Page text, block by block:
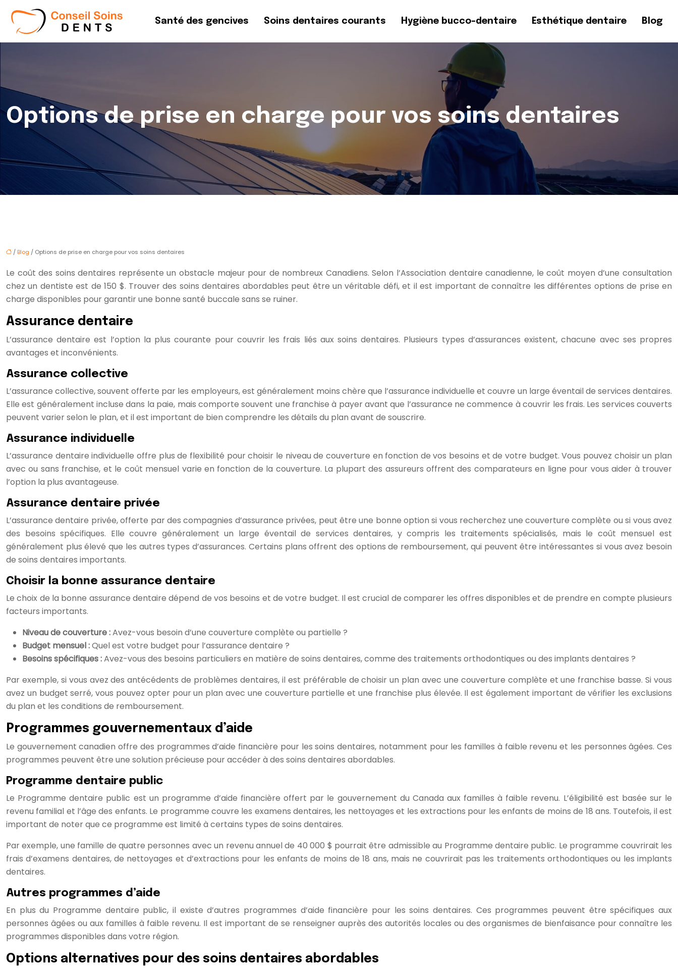
Santé des gencives Soins dentaires courants Hygiène bucco-dentaire Esthétique dentaire Blog
Options de prise en charge pour vos soins dentaires
/ Blog / Options de prise en charge pour vos soins dentaires
Le coût des soins dentaires représente un obstacle majeur pour de nombreux Canadiens. Selon l’Association dentaire canadienne, le coût moyen d’une consultation
chez un dentiste est de 150 $. Trouver des soins dentaires abordables peut être un véritable défi, et il est important de connaître les différentes options de prise en
charge disponibles pour garantir une bonne santé buccale sans se ruiner.
Assurance dentaire
L’assurance dentaire est l’option la plus courante pour couvrir les frais liés aux soins dentaires. Plusieurs types d’assurances existent, chacune avec ses propres
avantages et inconvénients.
Assurance collective
L’assurance collective, souvent offerte par les employeurs, est généralement moins chère que l’assurance individuelle et couvre un large éventail de services dentaires.
Elle est généralement incluse dans la paie, mais comporte souvent une franchise à payer avant que l’assurance ne commence à couvrir les frais. Les services couverts
peuvent varier selon le plan, et il est important de bien comprendre les détails du plan avant de souscrire.
Assurance individuelle
L’assurance dentaire individuelle offre plus de flexibilité pour choisir le niveau de couverture en fonction de vos besoins et de votre budget. Vous pouvez choisir un plan
avec ou sans franchise, et le coût mensuel varie en fonction de la couverture. La plupart des assureurs offrent des comparateurs en ligne pour vous aider à trouver
l’option la plus avantageuse.
Assurance dentaire privée
L’assurance dentaire privée, offerte par des compagnies d’assurance privées, peut être une bonne option si vous recherchez une couverture complète ou si vous avez
des besoins spécifiques. Elle couvre généralement un large éventail de services dentaires, y compris les traitements spécialisés, mais le coût mensuel est
généralement plus élevé que les autres types d’assurances. Certains plans offrent des options de remboursement, qui peuvent être intéressantes si vous avez besoin
de soins dentaires importants.
Choisir la bonne assurance dentaire
Le choix de la bonne assurance dentaire dépend de vos besoins et de votre budget. Il est crucial de comparer les offres disponibles et de prendre en compte plusieurs
facteurs importants.
Niveau de couverture :Avez-vous besoin d’une couverture complète ou partielle ?
Budget mensuel :Quel est votre budget pour l’assurance dentaire ?
Besoins spécifiques :Avez-vous des besoins particuliers en matière de soins dentaires, comme des traitements orthodontiques ou des implants dentaires ?
Par exemple, si vous avez des antécédents de problèmes dentaires, il est préférable de choisir un plan avec une couverture complète et une franchise basse. Si vous
avez un budget serré, vous pouvez opter pour un plan avec une couverture partielle et une franchise plus élevée. Il est également important de vérifier les exclusions
du plan et les conditions de remboursement.
Programmes gouvernementaux d’aide
Le gouvernement canadien offre des programmes d’aide financière pour les soins dentaires, notamment pour les familles à faible revenu et les personnes âgées. Ces
programmes peuvent être une solution précieuse pour accéder à des soins dentaires abordables.
Programme dentaire public
Le Programme dentaire public est un programme d’aide financière offert par le gouvernement du Canada aux familles à faible revenu. L’éligibilité est basée sur le
revenu familial et l’âge des enfants. Le programme couvre les examens dentaires, les nettoyages et les extractions pour les enfants de moins de 18 ans. Toutefois, il est
important de noter que ce programme est limité à certains types de soins dentaires.
Par exemple, une famille de quatre personnes avec un revenu annuel de 40 000 $ pourrait être admissible au Programme dentaire public. Le programme couvrirait les
frais d’examens dentaires, de nettoyages et d’extractions pour les enfants de moins de 18 ans, mais ne couvrirait pas les traitements orthodontiques ou les implants
dentaires.
Autres programmes d’aide
En plus du Programme dentaire public, il existe d’autres programmes d’aide financière pour les soins dentaires. Ces programmes peuvent être spécifiques aux
personnes âgées ou aux familles à faible revenu. Il est important de se renseigner auprès des autorités locales ou des organismes de bienfaisance pour connaître les
programmes disponibles dans votre région.
Options alternatives pour des soins dentaires abordables